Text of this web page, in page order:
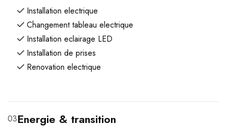
Installation electrique
Changement tableau electrique
Installation eclairage LED
Installation de prises
Renovation electrique
03Energie & transition